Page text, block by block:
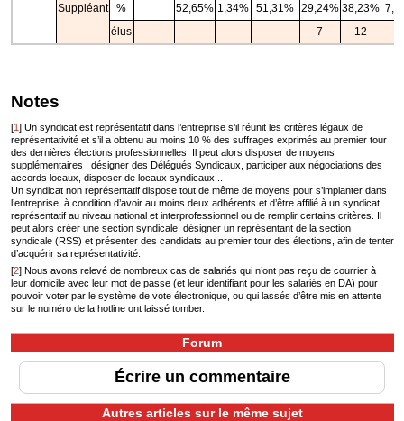
Suppléant
%
52,65% 1,34% 51,31% 29,24% 38,23%
élus
7 12
Notes
[1] Un syndicat est représentatif dans l’entreprise s’il réunit les critères légaux de
représentativité et s’il a obtenu au moins 10 % des suffrages exprimés au premier tour
des dernières élections professionnelles. Il peut alors disposer de moyens
supplémentaires : désigner des Délégués Syndicaux, participer aux négociations des
accords locaux, disposer de locaux syndicaux...
Un syndicat non représentatif dispose tout de même de moyens pour s’implanter dans
l’entreprise, à condition d’avoir au moins deux adhérents et d’être affilié à un syndicat
représentatif au niveau national et interprofessionnel ou de remplir certains critères. Il
peut alors créer une section syndicale, désigner un représentant de la section
syndicale (RSS) et présenter des candidats au premier tour des élections, afin de tenter
d’acquérir sa représentativité.
[2] Nous avons relevé de nombreux cas de salariés qui n’ont pas reçu de courrier à
leur domicile avec leur mot de passe (et leur identifiant pour les salariés en DA) pour
pouvoir voter par le système de vote électronique, ou qui lassés d’être mis en attente
sur le numéro de la hotline ont laissé tomber.
Forum
Écrire un commentaire
Autres articles sur le même sujet